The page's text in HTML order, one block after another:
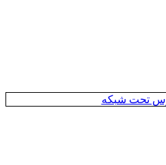
تحت شبکه